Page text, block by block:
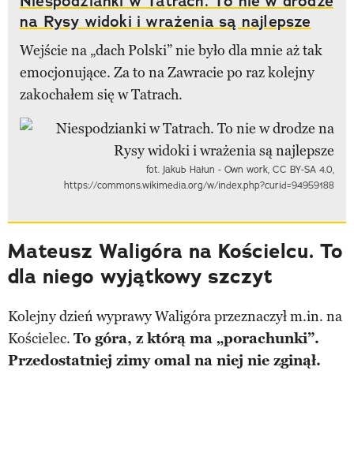
na Rysy widoki i wrażenia są najlepsze
Wejście na „dach Polski” nie było dla mnie aż tak
emocjonujące. Za to na Zawracie po raz kolejny
zakochałem się w Tatrach.
fot. Jakub Hałun - Own work, CC BY-SA 4.0,
https://commons.wikimedia.org/w/index.php?curid=94959188
Mateusz Waligóra na Kościelcu. To
dla niego wyjątkowy szczyt
Kolejny dzień wyprawy Waligóra przeznaczył m.in. na
Kościelec. To góra, z którą ma „porachunki”.
Przedostatniej zimy omal na niej nie zginął.